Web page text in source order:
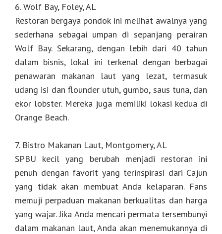
6. Wolf Bay, Foley, AL
Restoran bergaya pondok ini melihat awalnya yang
sederhana sebagai umpan di sepanjang perairan
Wolf Bay. Sekarang, dengan lebih dari 40 tahun
dalam bisnis, lokal ini terkenal dengan berbagai
penawaran makanan laut yang lezat, termasuk
udang isi dan flounder utuh, gumbo, saus tuna, dan
ekor lobster. Mereka juga memiliki lokasi kedua di
Orange Beach.
7. Bistro Makanan Laut, Montgomery, AL
SPBU kecil yang berubah menjadi restoran ini
penuh dengan favorit yang terinspirasi dari Cajun
yang tidak akan membuat Anda kelaparan. Fans
memuji perpaduan makanan berkualitas dan harga
yang wajar. Jika Anda mencari permata tersembunyi
dalam makanan laut, Anda akan menemukannya di